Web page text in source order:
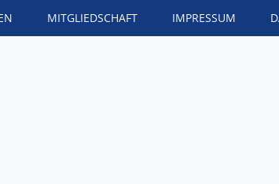
MITGLIEDSCHAFT IMPRESSUM